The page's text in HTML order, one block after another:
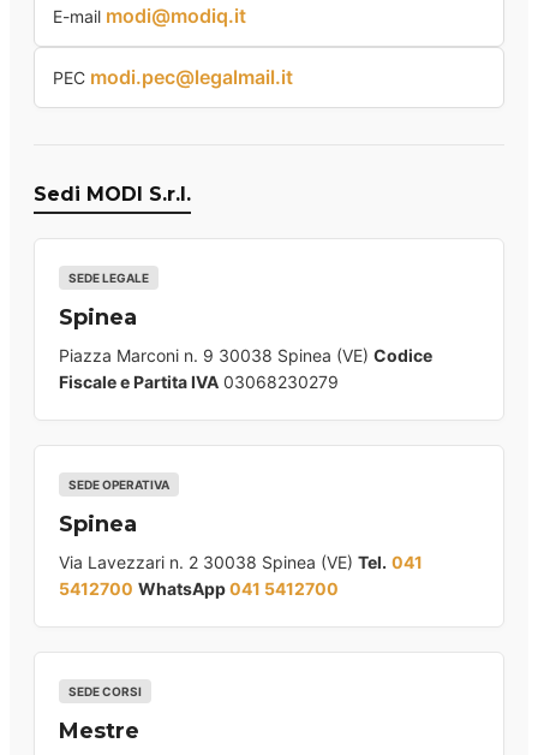
E-mail modi@modiq.it
PEC modi.pec@legalmail.it
Sedi MODI S.r.l.
SEDE LEGALE
Spinea
Piazza Marconi n. 9 30038 Spinea (VE) Codice
Fiscale e Partita IVA 03068230279
SEDE OPERATIVA
Spinea
Via Lavezzari n. 2 30038 Spinea (VE) Tel. 041
5412700 WhatsApp041 5412700
SEDE CORSI
Mestre